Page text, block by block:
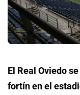
El Real Oviedo
fortín en el